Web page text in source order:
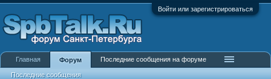
Войти или зарегистрироваться
Главная Форум
Последние сообщения
Последние сообщения на форуме